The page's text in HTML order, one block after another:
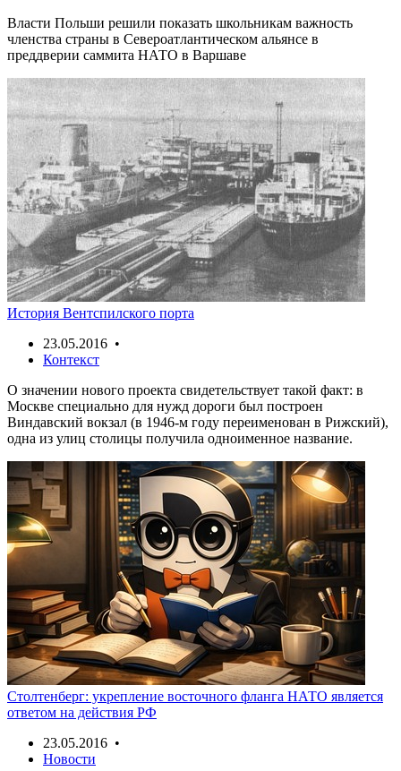
Власти Польши решили показать школьникам важность
членства страны в Североатлантическом альянсе в
преддверии саммита НАТО в Варшаве
История Вентспилского порта
23.05.2016 •
Контекст
О значении нового проекта свидетельствует такой факт: в
Москве специально для нужд дороги был построен
Виндавский вокзал (в 1946-м году переименован в Рижский),
одна из улиц столицы получила одноименное название.
Столтенберг: укрепление восточного фланга НАТО является
ответом на действия РФ
23.05.2016 •
Новости